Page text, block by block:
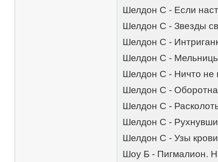
Шелдон С - Если
Шелдон С - Звезды
Шелдон С -
Шелдон С -
Шелдон С - Ничто не
Шелдон С -
Шелдон С -
Шелдон С -
Шелдон С - Узы
Шоу Б - Пигмалион.